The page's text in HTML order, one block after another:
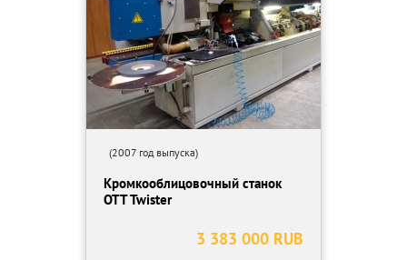
(2007 год выпуска)
Кромкооблицовочный станок
OTT Twister
3 383 000 RUB